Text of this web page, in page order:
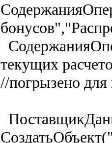
текущих
//погрызено для